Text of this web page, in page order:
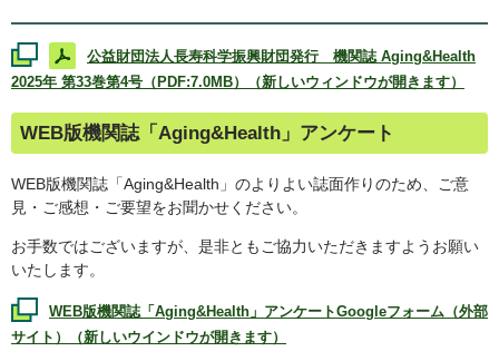
公益財団法人長寿科学振興財団発行 機関誌 Aging&Health
2025年 第33巻第4号（PDF:7.0MB）（新しいウィンドウが開きます）
WEB版機関誌「 Aging&Health 」アンケート
WEB版機関誌「Aging&Health 」のよりよい誌面作りのため、ご意
見・ご感想・ご要望をお聞かせください。
お手数ではございますが、是非ともご協力いただきますようお願い
いたします。
WEB版機関誌「Aging&Health 」アンケートGoogleフォーム（外部
サイト）（新しいウインドウが開きます）